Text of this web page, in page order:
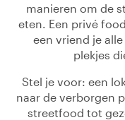
manieren om de
eten. Een privé
een vriend je
plekjes
Stel je voor: een
naar de verborgen
streetfood tot